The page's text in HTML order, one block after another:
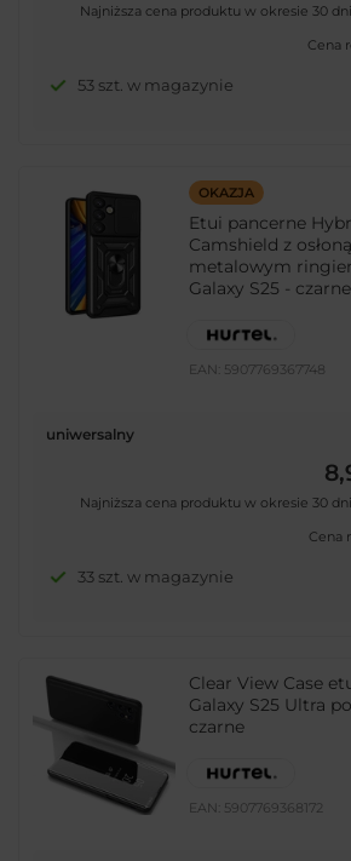
Najniższa cena produktu w okresie 30
Cena
53 szt. w magazynie
OKAZJA
Etui pancerne
Camshield z
metalowym
Galaxy S25 - czarne
EAN: 5907769367748
uniwersalny
Najniższa cena produktu w okresie 30
Cena
33 szt. w magazynie
Clear View Case
Galaxy S25 Ultra
czarne
EAN: 5907769368172